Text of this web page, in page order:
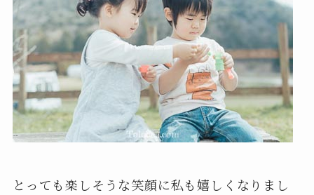
とっても楽しそうな笑顔に私も嬉しくなりまし